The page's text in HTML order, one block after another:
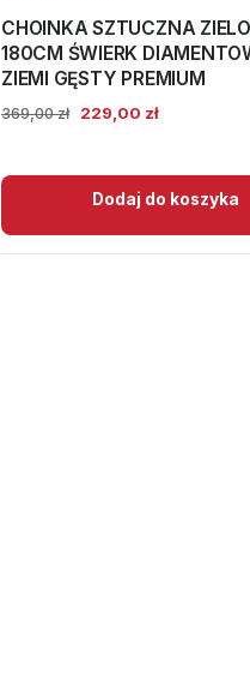
CHOINKA SZTUCZNA
180CM ŚWIERK
ZIEMI GĘSTY PREMIUM
369,00zł
Pierwotna
229,00 złAktualna
Dodaj do koszyka